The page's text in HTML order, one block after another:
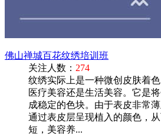
佛山禅城百花纹绣培训班
关注人数： 274
纹绣实际上是一种微创皮肤着
医疗美容还是生活美容。它是
成稳定的色块。由于表皮非常
通过表皮层呈现植入的颜色，
短，美容养...